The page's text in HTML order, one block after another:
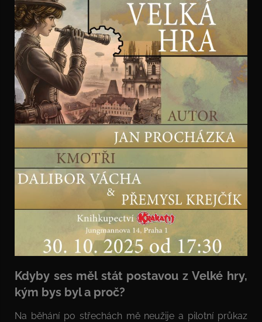
Kdyby ses měl stát postavou z Velké hry,
kým bys byl a proč?
Na běhání po střechách mě neužije a pilotní průkaz